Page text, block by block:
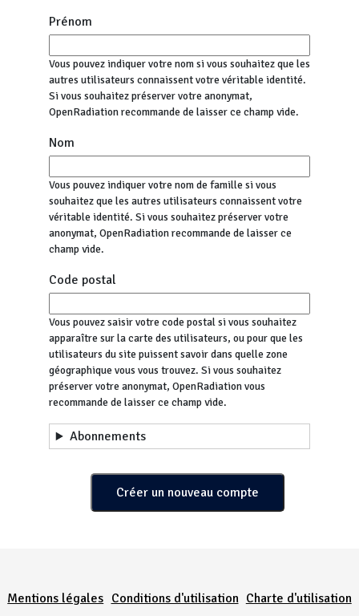
Prénom
Vous pouvez indiquer votre nom si vous souhaitez que les
autres utilisateurs connaissent votre véritable identité.
Si vous souhaitez préserver votre anonymat,
OpenRadiation recommande de laisser ce champ vide.
Nom
Vous pouvez indiquer votre nom de famille si vous
souhaitez que les autres utilisateurs connaissent votre
véritable identité. Si vous souhaitez préserver votre
anonymat, OpenRadiation recommande de laisser ce
champ vide.
Code postal
Vous pouvez saisir votre code postal si vous souhaitez
apparaître sur la carte des utilisateurs, ou pour que les
utilisateurs du site puissent savoir dans quelle zone
géographique vous vous trouvez. Si vous souhaitez
préserver votre anonymat, OpenRadiation vous
recommande de laisser ce champ vide.
Abonnements
Mentions légales Conditions d'utilisation Charte d'utilisation